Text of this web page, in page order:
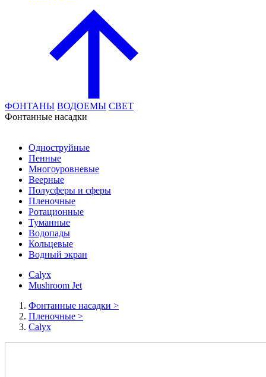
ФОНТАНЫ ВОДОЕМЫ СВЕТ
Фонтанные насадки
Одноструйные
Пенные
Многоуровневые
Веерные
Полусферы и сферы
Пленочные
Ротационные
Туманные
Водопады
Кольцевые
Водный экран
Calyx
Mushroom Jet
Фонтанные насадки >
Пленочные >
Calyx